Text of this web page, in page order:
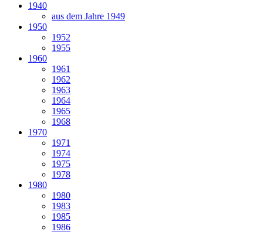
1940
aus dem Jahre 1949
1950
1952
1955
1960
1961
1962
1963
1964
1965
1968
1970
1971
1974
1975
1978
1980
1980
1983
1985
1986